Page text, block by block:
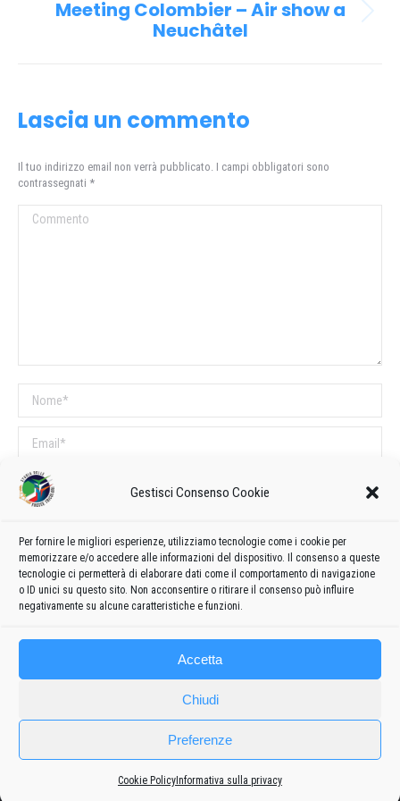
Gestisci Consenso Cookie
Per fornire le migliori esperienze, utilizziamo tecnologie come i cookie per
memorizzare e/o accedere alle informazioni del dispositivo. Il consenso a queste
tecnologie ci permetterà di elaborare dati come il comportamento di navigazione
o ID unici su questo sito. Non acconsentire o ritirare il consenso può influire
negativamente su alcune caratteristiche e funzioni.
Accetta
Chiudi
Preferenze
Cookie Policy Informativa sulla privacy
Prossimo
Meeting Colombier – Air show a
Neuchâtel
Lascia un commento
Il tuo indirizzo email non verrà pubblicato. I campi obbligatori sono
contrassegnati *
Commento
Nome *
Email *
Sito web
COMMENTI SUL POST
Questo sito utilizza Akismet per ridurre lo spam.Scopri come vengono
elaborati i dati derivati dai commenti.
Frecce
Privacy policy-Cookie policy